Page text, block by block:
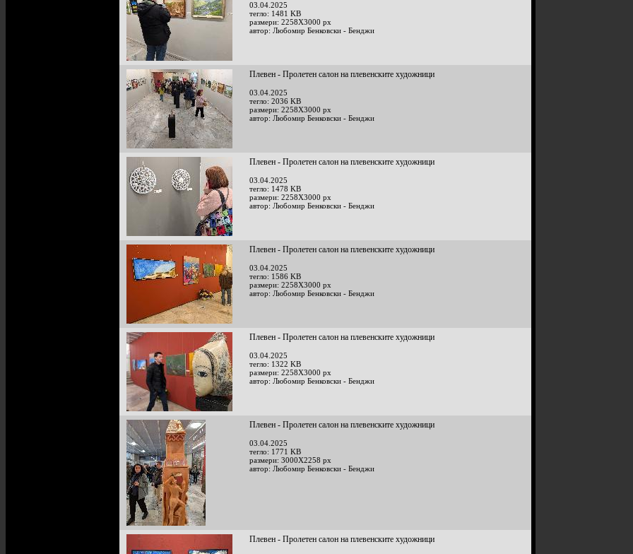
03.04.2025
тегло: 1481 KB
размери: 2258X3000 px
автор: Любомир Бенковски - Бенджи
Плевен - Пролетен салон на плевенските художници
03.04.2025
тегло: 2036 KB
размери: 2258X3000 px
автор: Любомир Бенковски - Бенджи
Плевен - Пролетен салон на плевенските художници
03.04.2025
тегло: 1478 KB
размери: 2258X3000 px
автор: Любомир Бенковски - Бенджи
Плевен - Пролетен салон на плевенските художници
03.04.2025
тегло: 1586 KB
размери: 2258X3000 px
автор: Любомир Бенковски - Бенджи
Плевен - Пролетен салон на плевенските художници
03.04.2025
тегло: 1322 KB
размери: 2258X3000 px
автор: Любомир Бенковски - Бенджи
Плевен - Пролетен салон на плевенските художници
03.04.2025
тегло: 1771 KB
размери: 3000X2258 px
автор: Любомир Бенковски - Бенджи
Плевен - Пролетен салон на плевенските художници